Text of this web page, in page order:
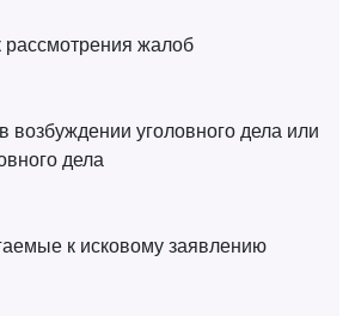
жалоб
возбуждении уголовного дела или
дела
к исковому заявлению